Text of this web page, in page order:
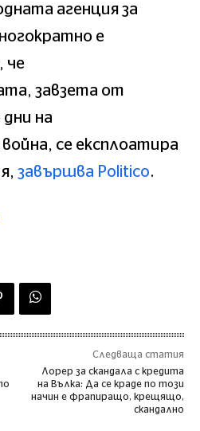
агенция за
е
че
завзета от
на
се експлоатира
завършва Politico.
Следваща статия
Лорер за скандала с кредита
на Вълка: Да се краде по този
начин е фрапиращо, крещящо,
скандално